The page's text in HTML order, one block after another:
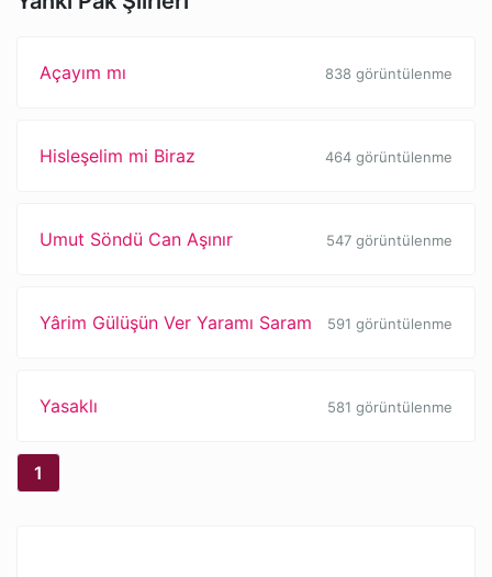
Açayım mı 838 görüntülenme
Hisleşelim mi Biraz 464 görüntülenme
Umut Söndü Can Aşınır 547 görüntülenme
Yârim Gülüşün Ver Yaramı Saram 591 görüntülenme
Yasaklı 581 görüntülenme
1